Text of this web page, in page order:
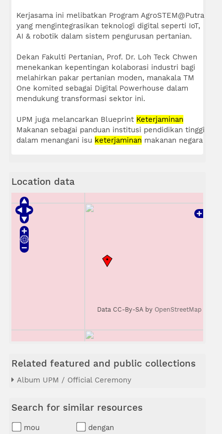
Kerjasama ini melibatkan Program AgroSTEM@Putra
yang mengintegrasikan teknologi digital seperti IoT,
AI & robotik dalam sistem pengurusan pertanian.
Dekan Fakulti Pertanian, Prof. Dr. Loh Teck Chwen
menekankan kepentingan kolaborasi industri bagi
melahirkan pakar pertanian moden, manakala TM
One komited sebagai Digital Powerhouse dalam
mendukung transformasi sektor ini.
UPM juga melancarkan Blueprint Keterjaminan
Makanan sebagai panduan institusi pendidikan tinggi
dalam menangani isu keterjaminan makanan negara
Location data
Data CC-By-SA by OpenStreetMap
Related featured and public collections
Album UPM / Official Ceremony
Search for similar resources
mou
dengan